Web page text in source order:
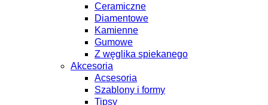
Ceramiczne
Diamentowe
Kamienne
Gumowe
Z węglika spiekanego
Akcesoria
Acsesoria
Szablony i formy
Tipsy